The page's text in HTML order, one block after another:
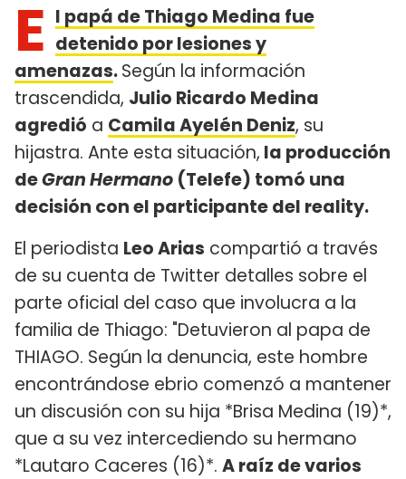
E l papá de Thiago Medina fue
detenido por lesiones y
amenazas.Según la información
trascendida, Julio Ricardo Medina
agredió a Camila Ayelén Deniz, su
hijastra. Ante esta situación, la producción
deGran Hermano (Telefe) tomó una
decisión con el participante del reality.
El periodista Leo Arias compartió a través
de su cuenta de Twitter detalles sobre el
parte oficial del caso que involucra a la
familia de Thiago: "Detuvieron al papa de
THIAGO. Según la denuncia, este hombre
encontrándose ebrio comenzó a mantener
un discusión con su hija *Brisa Medina (19)*,
que a su vez intercediendo su hermano
*Lautaro Caceres (16)*. A raíz de varios